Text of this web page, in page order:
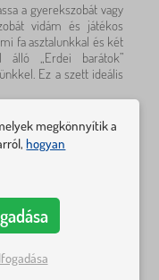
a gyerekszobát vagy
vidám és játékos
fa asztalunkkal és két
álló „Erdei barátok”
Ez a szett ideális
32 177Ft
22 956Ft
megkönnyítik a
hogyan